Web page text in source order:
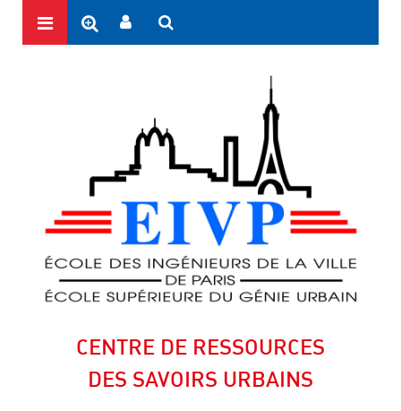
CENTRE DE RESSOURCES
DES SAVOIRS URBAINS